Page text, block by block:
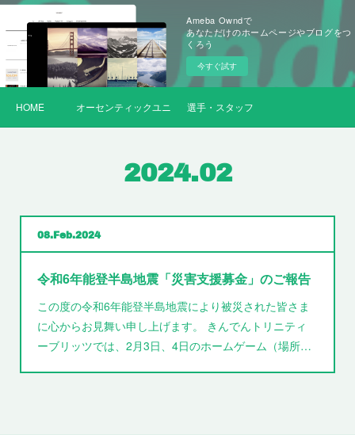
Ameba Owndで
あなただけのホームページやブログをつ
くろう
今すぐ試す
HOME オーセンティックユニフォーム選手・スタッフ
2024.02
08 Feb 2024
令和6年能登半島地震「災害支援募金」のご報告
この度の令和6年能登半島地震により被災された皆さま
に心からお見舞い申し上げます。 きんでんトリニティ
ーブリッツでは、2月3日、4日のホームゲーム（場所…